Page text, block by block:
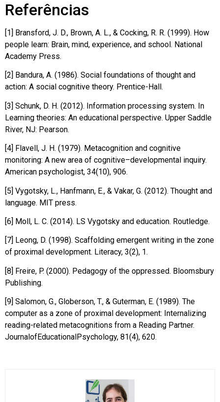
Referências
[1] Bransford, J. D., Brown, A. L., & Cocking, R. R. (1999). How
people learn: Brain, mind, experience, and school. National
Academy Press.
[2] Bandura, A. (1986). Social foundations of thought and
action: A social cognitive theory. Prentice-Hall.
[3] Schunk, D. H. (2012). Information processing system. In
Learning theories: An educational perspective. Upper Saddle
River, NJ: Pearson.
[4] Flavell, J. H. (1979). Metacognition and cognitive
monitoring: A new area of cognitive–developmental inquiry.
American psychologist, 34(10), 906.
[5] Vygotsky, L., Hanfmann, E., & Vakar, G. (2012). Thought and
language. MIT press.
[6] Moll, L. C. (2014). LS Vygotsky and education. Routledge.
[7] Leong, D. (1998). Scaffolding emergent writing in the zone
of proximal development. Literacy, 3(2), 1.
[8] Freire, P. (2000). Pedagogy of the oppressed. Bloomsbury
Publishing.
[9] Salomon, G., Globerson, T., & Guterman, E. (1989). The
computer as a zone of proximal development: Internalizing
reading-related metacognitions from a Reading Partner.
JournalofEducationalPsychology, 81(4), 620.